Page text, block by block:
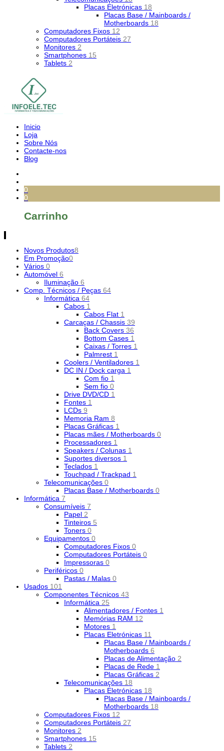
Placas Eletrónicas 18
Placas Base / Mainboards /
Motherboards 18
Computadores Fixos 12
Computadores Portáteis 27
Monitores 2
Smartphones 15
Tablets 2
Inicio
Loja
Sobre Nós
Contacte-nos
Blog
0
0
Carrinho
Novos Produtos8
Em Promoção0
Vários 0
Automóvel 6
Iluminação 6
Comp. Técnicos / Peças 64
Informática 64
Cabos 1
Cabos Flat 1
Carcaças / Chassis 39
Back Covers 36
Bottom Cases 1
Caixas / Torres 1
Palmrest 1
Coolers / Ventiladores 1
DC IN / Dock carga 1
Com fio 1
Sem fio 0
Drive DVD/CD 1
Fontes 1
LCDs 9
Memoria Ram 8
Placas Gráficas 1
Placas mães / Motherboards 0
Processadores 1
Speakers / Colunas 1
Suportes diversos 1
Teclados 1
Touchpad / Trackpad 1
Telecomunicações 0
Placas Base / Motherboards 0
Informática 7
Consumíveis 7
Papel 2
Tinteiros 5
Toners 0
Equipamentos 0
Computadores Fixos 0
Computadores Portáteis 0
Impressoras 0
Periféricos 0
Pastas / Malas 0
Usados 101
Componentes Técnicos 43
Informática 25
Alimentadores / Fontes 1
Memórias RAM 12
Motores 1
Placas Eletrónicas 11
Placas Base / Mainboards /
Motherboards 6
Placas de Alimentação 2
Placas de Rede 1
Placas Gráficas 2
Telecomunicações 18
Placas Eletrónicas 18
Placas Base / Mainboards /
Motherboards 18
Computadores Fixos 12
Computadores Portáteis 27
Monitores 2
Smartphones 15
Tablets 2